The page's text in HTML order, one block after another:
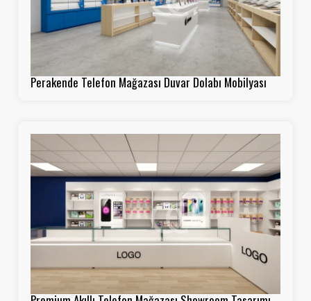
Perakende Telefon Mağazası Duvar Dolabı Mobilyası